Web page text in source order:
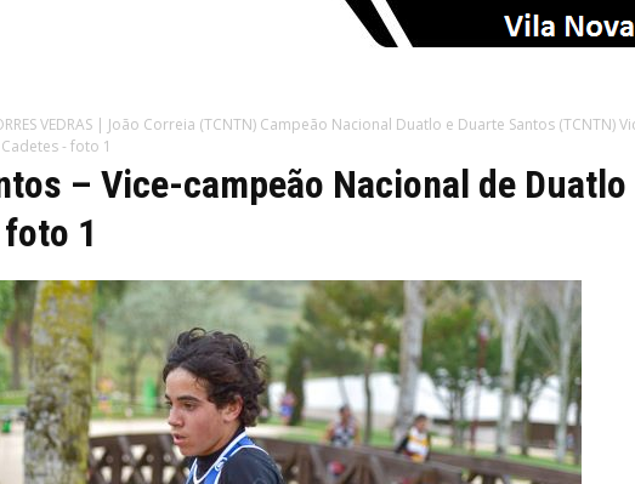
VEDRAS | João Correia (TCNTN) Campeão Nacional Duatlo e Duarte Santos (TCNTN)
- foto 1
– Vice-campeão Nacional de Duatlo
1